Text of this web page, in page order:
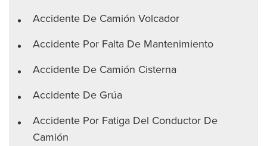
Accidente De Camión Volcador
Accidente Por Falta De Mantenimiento
Accidente De Camión Cisterna
Accidente De Grúa
Accidente Por Fatiga Del Conductor De
Camión